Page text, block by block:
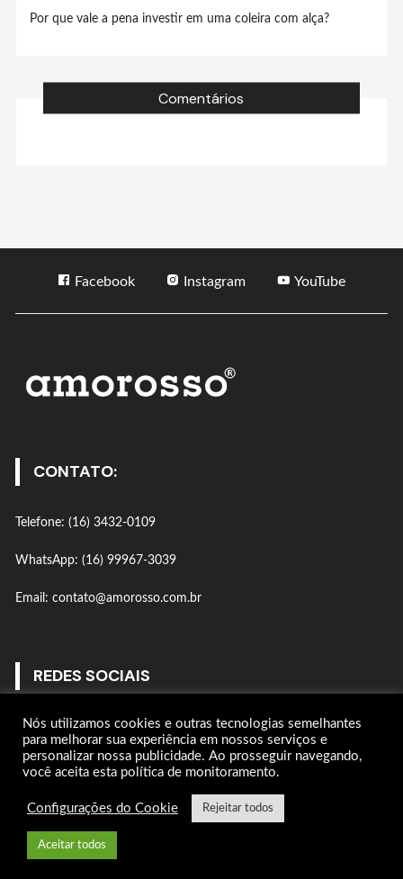
Por que vale a pena investir em uma coleira com alça?
Comentários
Facebook Instagram YouTube
CONTATO:
Telefone: (16) 3432-0109
WhatsApp: (16) 99967-3039
Email: contato@amorosso.com.br
REDES SOCIAIS
Nós utilizamos cookies e outras tecnologias semelhantes
para melhorar sua experiência em nossos serviços e
personalizar nossa publicidade. Ao prosseguir navegando,
você aceita esta política de monitoramento.
Configurações do Cookie Rejeitar todos
Aceitar todos